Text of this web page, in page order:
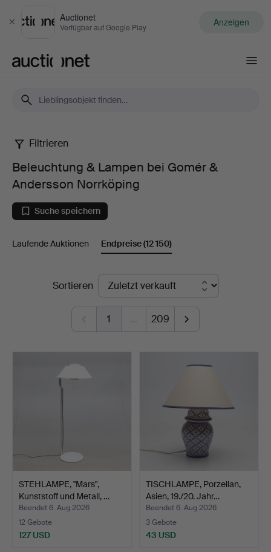
Schließen
Auctionet
Verfügbar auf Google Play Anzeigen
Beleuchtung
Lampen
bei
Andersson
Norrköping
Filtrieren
Beleuchtung & Lampen bei Gomér &
Andersson Norrköping
Suche speichern
Laufende Auktionen Endpreise(12 150)
EndpreiseSortieren
1 … 209
STEHLAMPE, "Mars",
Kunststoff und Metall, …
Beendet 6. Aug 2026
12 Gebote
127 USD
TISCHLAMPE, Porzellan,
Asien, 19./20. Jahr…
Beendet 6. Aug 2026
3 Gebote
43 USD